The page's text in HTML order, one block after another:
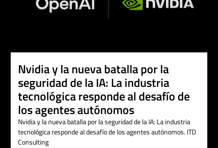
Nvidia y la nueva batalla por la
seguridad de la IA: La industria
tecnológica responde al desafío de
los agentes autónomos
Nvidia y la nueva batalla por la seguridad de la IA: La industria
tecnológica responde al desafío de los agentes autónomos. ITD
Consulting